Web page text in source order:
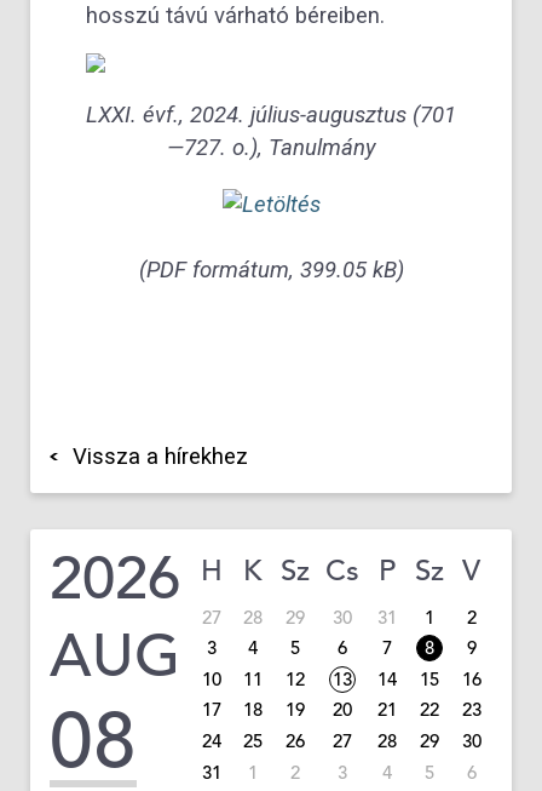
hosszú távú várható béreiben.
LXXI. évf., 2024. július-augusztus (701
—727. o.), Tanulmány
(PDF formátum, 399.05 kB)
Vissza a hírekhez
2026
AUG
08
H K Sz Cs P Sz V
27 28 29 30 31 1
2
3
4 5 6 7 8
9
10
11 12 13 14 15
16
17
18 19 20 21 22
23
24
25 26 27 28 29
30
31
1 2 3 4 5 6